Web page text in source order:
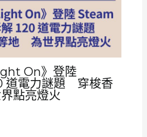
On》登陸
電力謎題 穿梭香
點亮燈火